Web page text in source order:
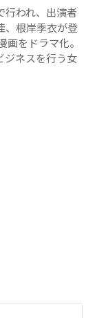
行われ、出演者
、根岸季衣が登
をドラマ化。
ジネスを行う女